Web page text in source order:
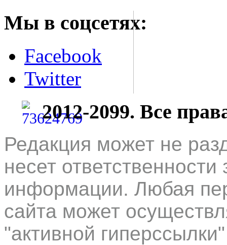
Мы в соцсетях:
Facebook
Twitter
2012-2099. Все
Редакция может не
несет
информации. Любая
сайта может
"активной